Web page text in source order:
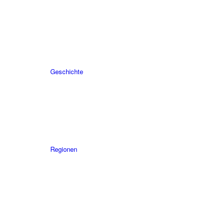
Geschichte
Regionen